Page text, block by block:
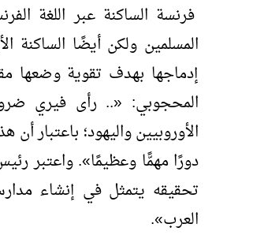
فرنسة الساكنة عبر اللغة
المسلمين ولكن أيضًا الساكنة
إدماجها بهدف تقوية وضعها
المحجوبي: «.. رأى فيري
الأوروبيين واليهود؛ باعتبار
دورًا مهمًّا وعظيمًا». واعتبر
تحقيقه يتمثل في إنشاء
العرب»
.